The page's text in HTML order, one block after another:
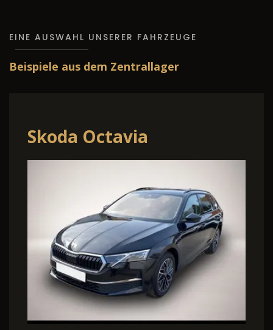
EINE AUSWAHL UNSERER FAHRZEUGE
Beispiele aus dem Zentrallager
Skoda Octavia